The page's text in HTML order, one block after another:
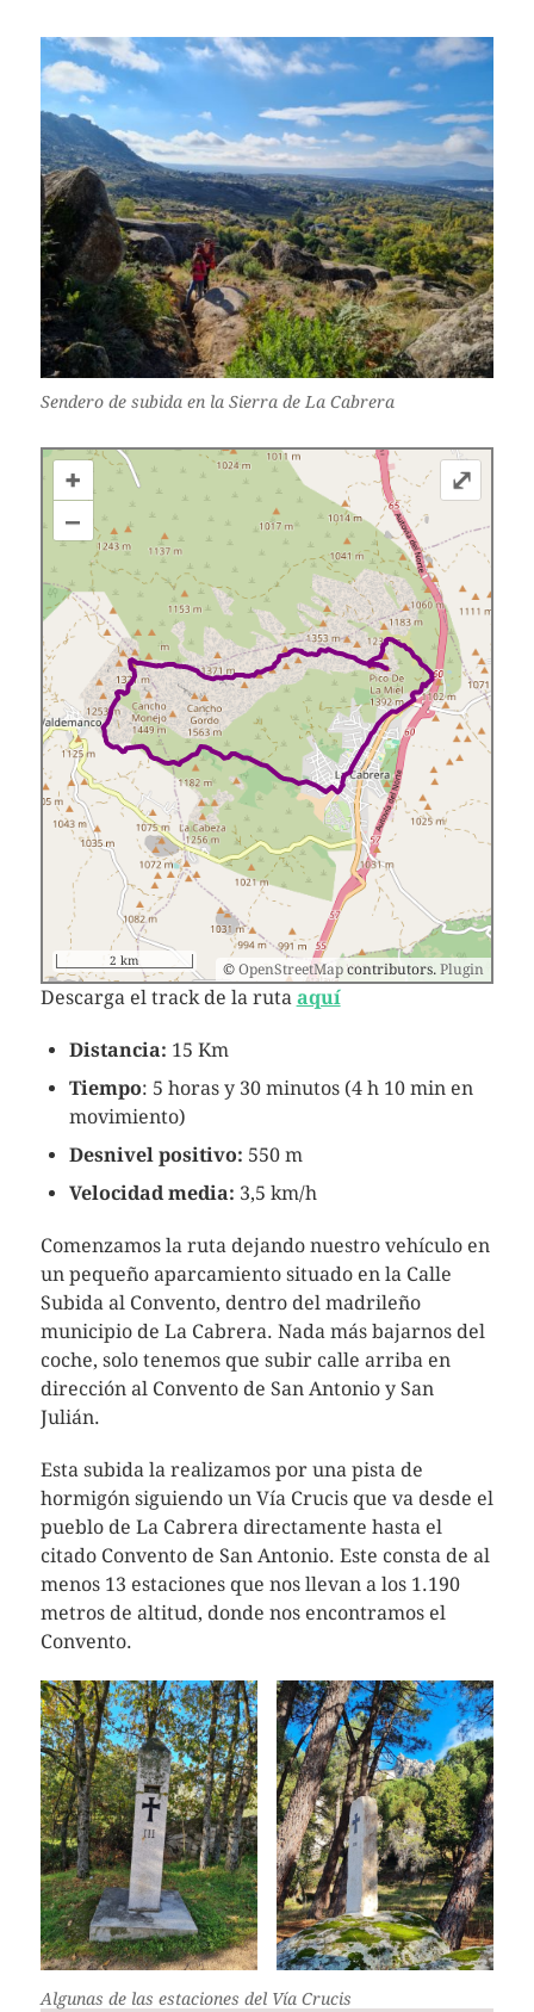
Sendero de subida en la Sierra de La Cabrera
+
–
©OpenStreetMap contributors. Plugin
2 km
⤢
Descarga el track de la ruta aquí
Distancia: 15 Km
Tiempo: 5 horas y 30 minutos (4 h 10 min en
movimiento)
Desnivel positivo: 550 m
Velocidad media: 3,5 km/h
Comenzamos la ruta dejando nuestro vehículo en
un pequeño aparcamiento situado en la Calle
Subida al Convento, dentro del madrileño
municipio de La Cabrera. Nada más bajarnos del
coche, solo tenemos que subir calle arriba en
dirección al Convento de San Antonio y San
Julián.
Esta subida la realizamos por una pista de
hormigón siguiendo un Vía Crucis que va desde el
pueblo de La Cabrera directamente hasta el
citado Convento de San Antonio. Este consta de al
menos 13 estaciones que nos llevan a los 1.190
metros de altitud, donde nos encontramos el
Convento.
Algunas de las estaciones del Vía Crucis